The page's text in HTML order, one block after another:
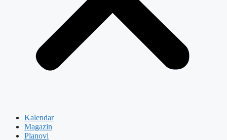
Kalendar
Magazin
Planovi